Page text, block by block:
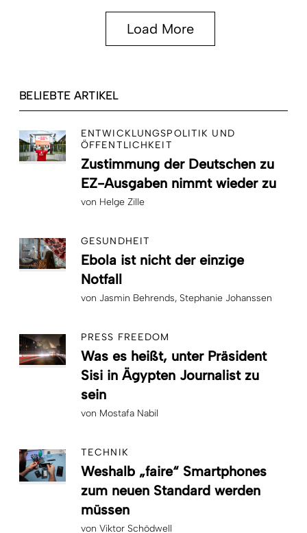
Load More
BELIEBTE ARTIKEL
ENTWICKLUNGSPOLITIK UND
ÖFFENTLICHKEIT
Zustimmung der Deutschen zu
EZ-Ausgaben nimmt wieder zu
von Helge Zille
GESUNDHEIT
Ebola ist nicht der einzige
Notfall
von Jasmin Behrends Stephanie Johanssen
PRESS FREEDOM
Was es heißt, unter Präsident
Sisi in Ägypten Journalist zu
sein
von Mostafa Nabil
TECHNIK
Weshalb „faire“ Smartphones
zum neuen Standard werden
müssen
von Viktor Schödwell